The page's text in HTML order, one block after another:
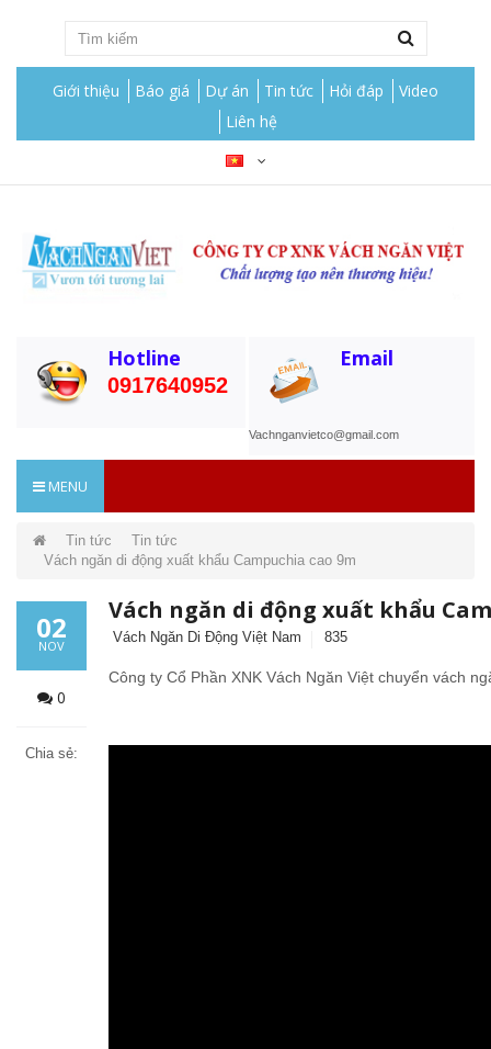
Giới thiệu Báo giá Dự án Tin tức Hỏi đáp
Video
Liên hệ
Hotline
0917640952
Email
Vachnganvietco@gmail.com
MENU
Tin tức
Tin tức
Vách ngăn di động xuất khẩu Campuchia cao 9m
02
NOV
0
Chia sẻ:
Vách ngăn di động xuất khẩu
Vách Ngăn Di Động Việt Nam 835
Công ty Cổ Phần XNK Vách Ngăn Việt chuyển vách